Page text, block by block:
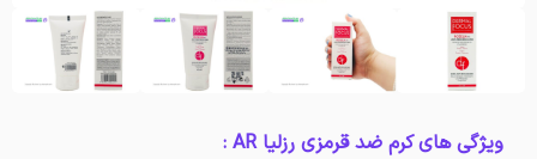
ویژگی های کرم ضد قرمزی رزلیا AR :